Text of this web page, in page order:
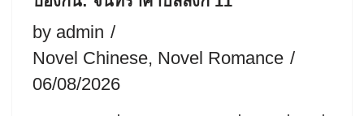
by admin
Novel Chinese, Novel Romance
06/08/2026